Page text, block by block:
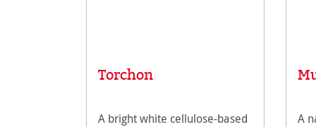
Torchon
A bright white cellulose-based
A